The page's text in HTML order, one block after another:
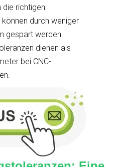
die richtigen
durch weniger
gespart werden.
dienen als
bei CNC-